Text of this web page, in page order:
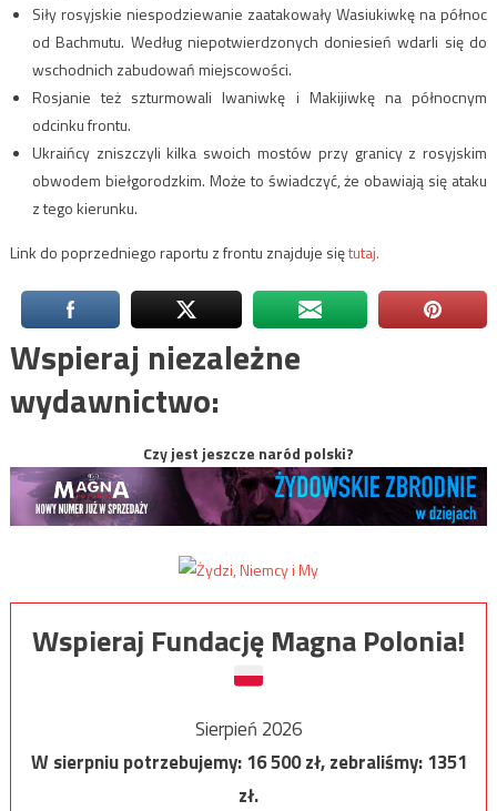
Siły rosyjskie niespodziewanie zaatakowały Wasiukiwkę na północ
od Bachmutu. Według niepotwierdzonych doniesień wdarli się do
wschodnich zabudowań miejscowości.
Rosjanie też szturmowali Iwaniwkę i Makijiwkę na północnym
odcinku frontu.
Ukraińcy zniszczyli kilka swoich mostów przy granicy z rosyjskim
obwodem biełgorodzkim. Może to świadczyć, że obawiają się ataku
z tego kierunku.
Link do poprzedniego raportu z frontu znajduje siętutaj.
Wspieraj niezależne
wydawnictwo:
Czy jest jeszcze naród polski?
Wspieraj Fundację Magna Polonia!
Sierpień 2026
W sierpniu potrzebujemy:16 500zł, zebraliśmy:1351
zł.